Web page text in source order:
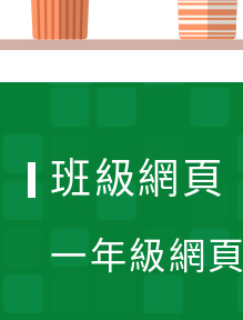
班級網頁
一年級網頁